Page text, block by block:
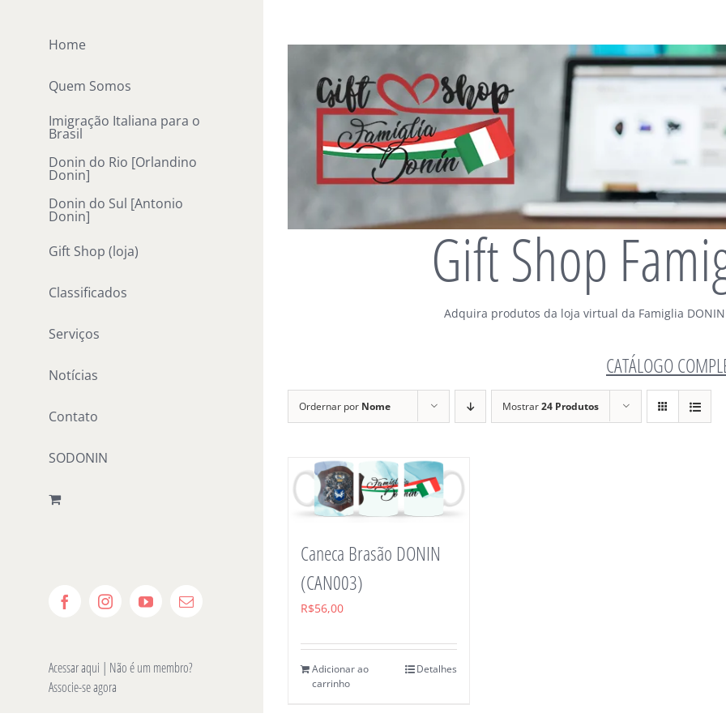
Home
Quem Somos
Imigração Italiana para o
Brasil
Donin do Rio [Orlandino
Donin]
Donin do Sul [Antonio
Donin]
Gift Shop (loja)
Classificados
Serviços
Notícias
Contato
SODONIN
FacebookInstagramYouTube
E-
Acessar aqui | Não é um membro?
Associe-se agora
Gift Shop
Adquira produtos da loja virtual da Famiglia
CATÁLOGO
Ordernar por Nome Mostrar24 Produtos
Caneca Brasão DONIN
(CAN003)
R$56,00
Adicionar ao
carrinho
Detalhes